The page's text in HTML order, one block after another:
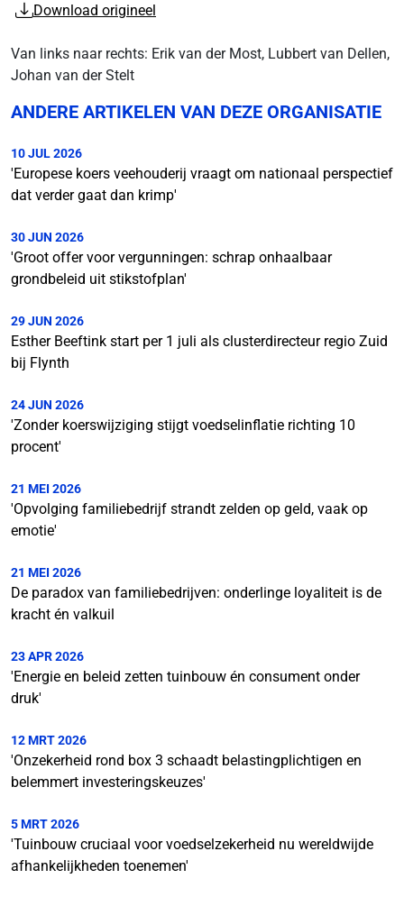
Download origineel
Van links naar rechts: Erik van der Most, Lubbert van Dellen,
Johan van der Stelt
ANDERE ARTIKELEN VAN DEZE ORGANISATIE
10 JUL 2026
'Europese koers veehouderij vraagt om nationaal perspectief
dat verder gaat dan krimp'
30 JUN 2026
'Groot offer voor vergunningen: schrap onhaalbaar
grondbeleid uit stikstofplan'
29 JUN 2026
Esther Beeftink start per 1 juli als clusterdirecteur regio Zuid
bij Flynth
24 JUN 2026
'Zonder koerswijziging stijgt voedselinflatie richting 10
procent'
21 MEI 2026
'Opvolging familiebedrijf strandt zelden op geld, vaak op
emotie'
21 MEI 2026
De paradox van familiebedrijven: onderlinge loyaliteit is de
kracht én valkuil
23 APR 2026
'Energie en beleid zetten tuinbouw én consument onder
druk'
12 MRT 2026
'Onzekerheid rond box 3 schaadt belastingplichtigen en
belemmert investeringskeuzes'
5 MRT 2026
'Tuinbouw cruciaal voor voedselzekerheid nu wereldwijde
afhankelijkheden toenemen'